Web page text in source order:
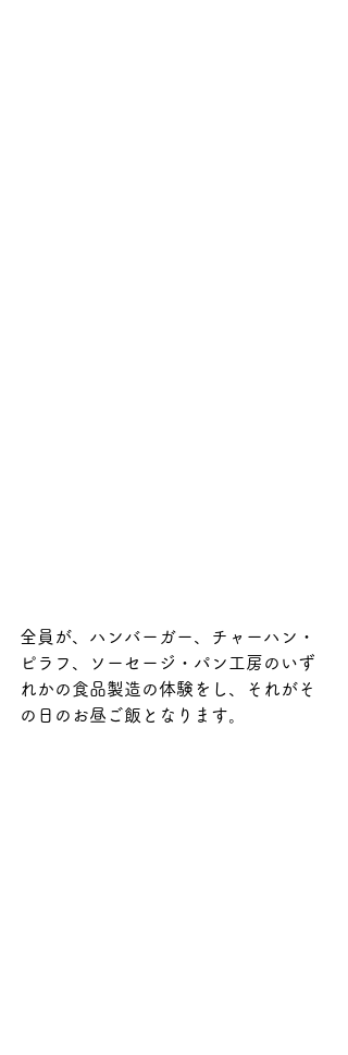
全員が、ハンバーガー、チャーハン・
ピラフ、ソーセージ・パン工房のいず
れかの食品製造の体験をし、それがそ
の日のお昼ご飯となります。